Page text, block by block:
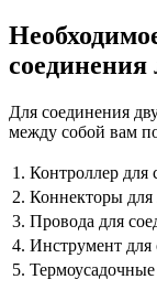
соединения
Для соединения
между собой вам
1. Контроллер для
2. Коннекторы для
3. Провода для
4. Инструмент для
5.